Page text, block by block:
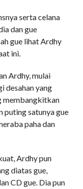
serta celana
dan gue
gue lihat Ardhy
ini.
Ardhy, mulai
desahan yang
membangkitkan
puting satunya gue
paha dan
Ardhy pun
diatas gue,
CD gue. Dia pun